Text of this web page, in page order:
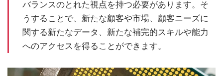
バランスのとれた視点を持つ必要があります。そ
うすることで、新たな顧客や市場、顧客ニーズに
関する新たなデータ、新たな補完的スキルや能力
へのアクセスを得ることができます。